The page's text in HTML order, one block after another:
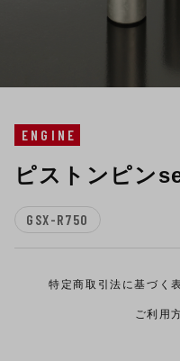
ENGINE
ピストンピン
GSX-R750
特定商取引法に基づく
ご利用